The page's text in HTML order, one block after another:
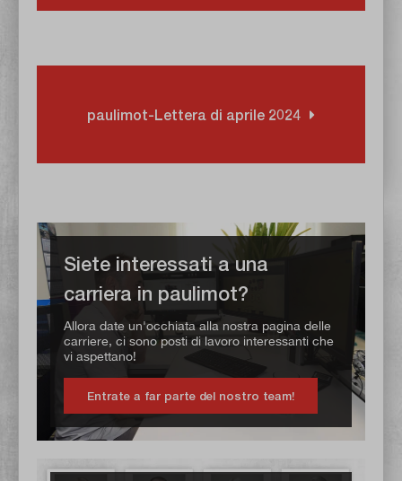
paulimot-Lettera di aprile 2024
Siete interessati a una
carriera in paulimot?
Allora date un'occhiata alla nostra pagina delle
carriere, ci sono posti di lavoro interessanti che
vi aspettano!
Entrate a far parte del nostro team!